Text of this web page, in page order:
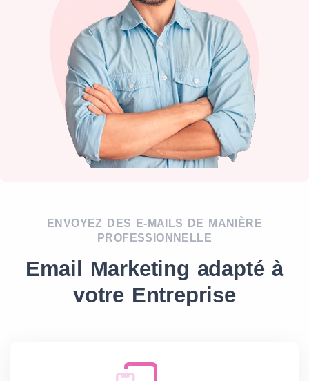
ENVOYEZ DES E-MAILS DE MANIÈRE
PROFESSIONNELLE
Email Marketing adapté à
votre Entreprise